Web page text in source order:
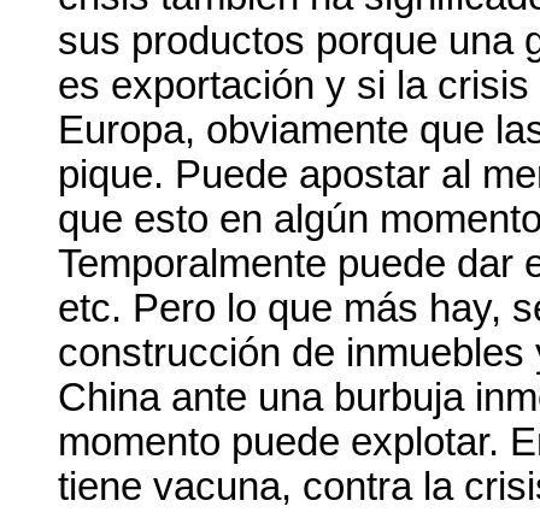
sus productos porque una
es exportación y si la
Europa, obviamente que
pique. Puede apostar al
que esto en algún
Temporalmente puede dar
etc. Pero lo que más hay,
construcción de
China ante una burbuja
momento puede explotar.
tiene vacuna, contra la